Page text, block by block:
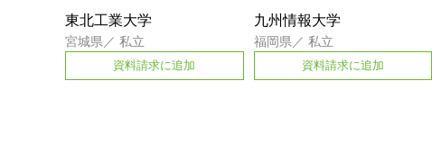
東北工業大学
宮城県 ／ 私立
資料請求に追加
九州情報大学
福岡県 ／ 私立
資料請求に追加